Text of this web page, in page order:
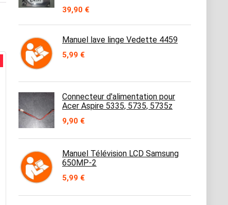
39,90 €
Manuel lave linge Vedette 4459
5,99 €
Connecteur d'alimentation pour
Acer Aspire 5335, 5735, 5735z
9,90 €
Manuel Télévision LCD Samsung
650MP-2
5,99 €